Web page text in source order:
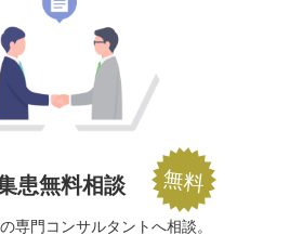
患無料相談
専門コンサルタントへ相談。